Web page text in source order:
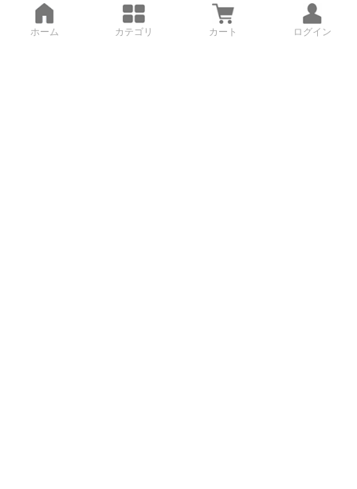
ホーム カテゴリ カート ログイン